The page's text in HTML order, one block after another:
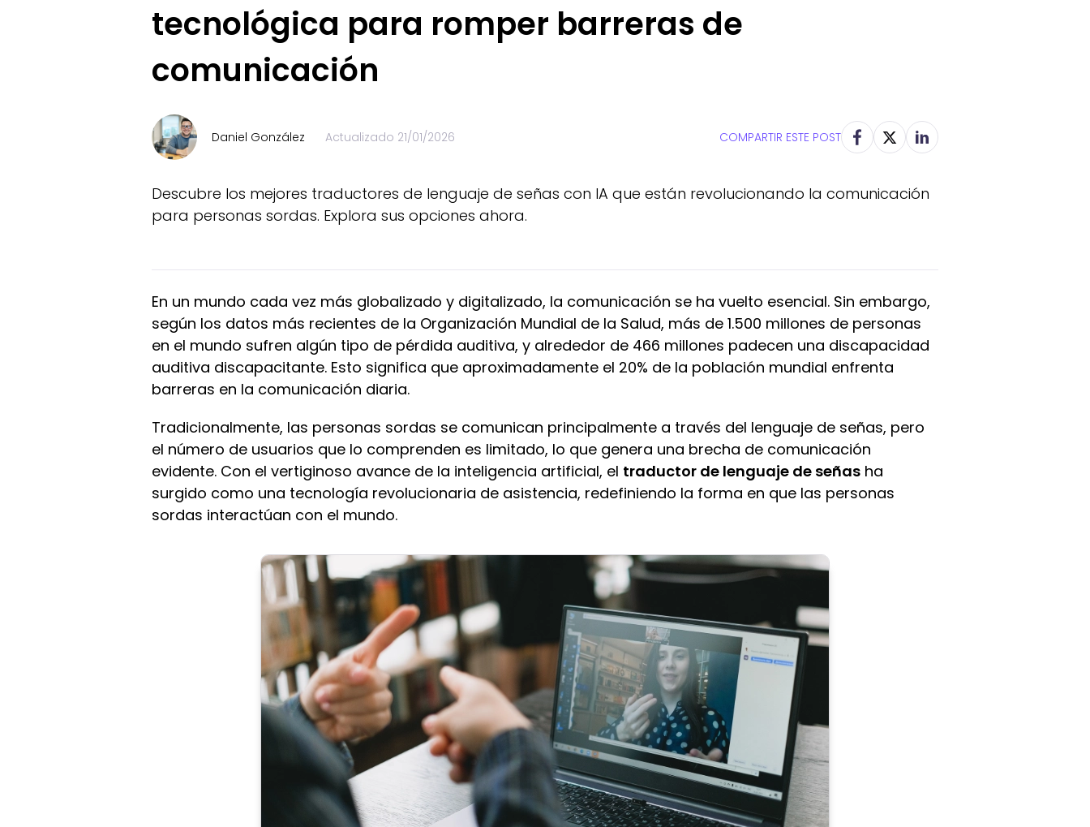
tecnológica para romper barreras de
comunicación
Daniel González Actualizado 21/01/2026 COMPARTIR ESTE POST
Descubre los mejores traductores de lenguaje de señas con IA que están revolucionando la comunicación
para personas sordas. Explora sus opciones ahora.
En un mundo cada vez más globalizado y digitalizado, la comunicación se ha vuelto esencial. Sin embargo,
según los datos más recientes de la Organización Mundial de la Salud, más de 1.500 millones de personas
en el mundo sufren algún tipo de pérdida auditiva, y alrededor de 466 millones padecen una discapacidad
auditiva discapacitante. Esto significa que aproximadamente el 20% de la población mundial enfrenta
barreras en la comunicación diaria.
Tradicionalmente, las personas sordas se comunican principalmente a través del lenguaje de señas, pero
el número de usuarios que lo comprenden es limitado, lo que genera una brecha de comunicación
evidente. Con el vertiginoso avance de la inteligencia artificial, el traductor de lenguaje de señas ha
surgido como una tecnología revolucionaria de asistencia, redefiniendo la forma en que las personas
sordas interactúan con el mundo.